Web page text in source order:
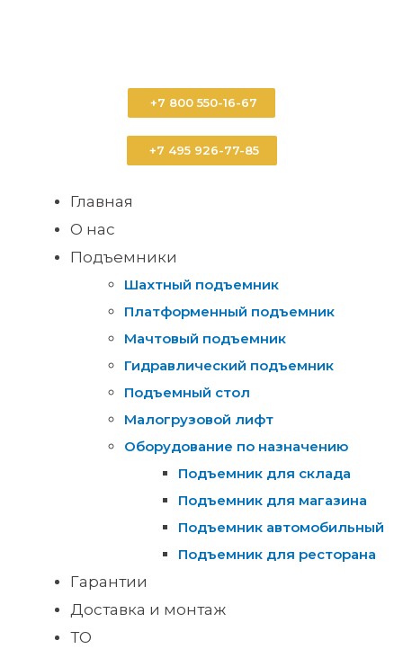
+7 800 550-16-67
+7 495 926-77-85
Главная
О нас
Подъемники
Шахтный подъемник
Платформенный подъемник
Мачтовый подъемник
Гидравлический подъемник
Подъемный стол
Малогрузовой лифт
Оборудование по назначению
Подъемник для склада
Подъемник для магазина
Подъемник автомобильный
Подъемник для ресторана
Гарантии
Доставка и монтаж
ТО